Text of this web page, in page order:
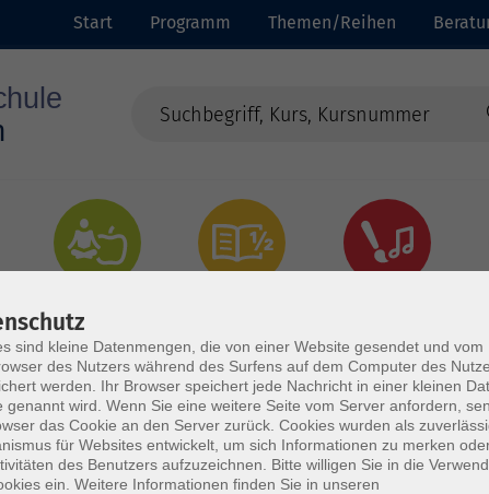
Start Programm Themen/Reihen
sind kleine Datenmengen, die von einer Website gesendet und vom
des Nutzers während des Surfens auf dem Computer des
werden. Ihr Browser speichert jede Nachricht in einer kleinen
genannt wird. Wenn Sie eine weitere Seite vom Server anfordern,
das Cookie an den Server zurück. Cookies wurden als
für Websites entwickelt, um sich Informationen zu merken
des Benutzers aufzuzeichnen. Bitte willigen Sie in die
ein. Weitere Informationen finden Sie in unseren